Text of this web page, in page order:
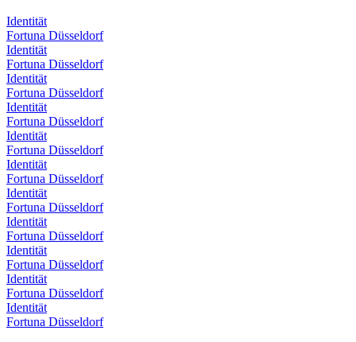
Identität
Fortuna Düsseldorf
Identität
Fortuna Düsseldorf
Identität
Fortuna Düsseldorf
Identität
Fortuna Düsseldorf
Identität
Fortuna Düsseldorf
Identität
Fortuna Düsseldorf
Identität
Fortuna Düsseldorf
Identität
Fortuna Düsseldorf
Identität
Fortuna Düsseldorf
Identität
Fortuna Düsseldorf
Identität
Fortuna Düsseldorf